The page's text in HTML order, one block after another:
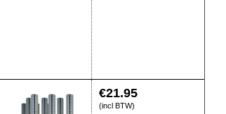
€21.95
(incl BTW)